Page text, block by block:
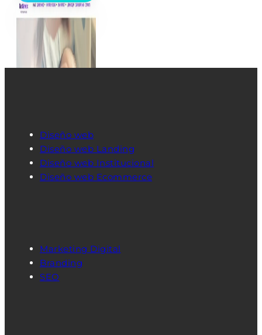
Diseño web
Diseño web Landing
Diseño web Institucional
Diseño web Ecommerce
Marketing Digital
Branding
SEO